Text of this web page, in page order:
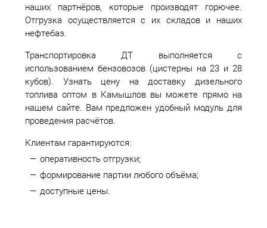
наших партнёров, которые производят горючее.
Отгрузка осуществляется с их складов и наших
нефтебаз.
Транспортировка ДТ выполняется с
использованием бензовозов (цистерны на 23 и 28
кубов). Узнать цену на доставку дизельного
топлива оптом в Камышлов вы можете прямо на
нашем сайте. Вам предложен удобный модуль для
проведения расчётов.
Клиентам гарантируются:
оперативность отгрузки;
формирование партии любого объёма;
доступные цены.